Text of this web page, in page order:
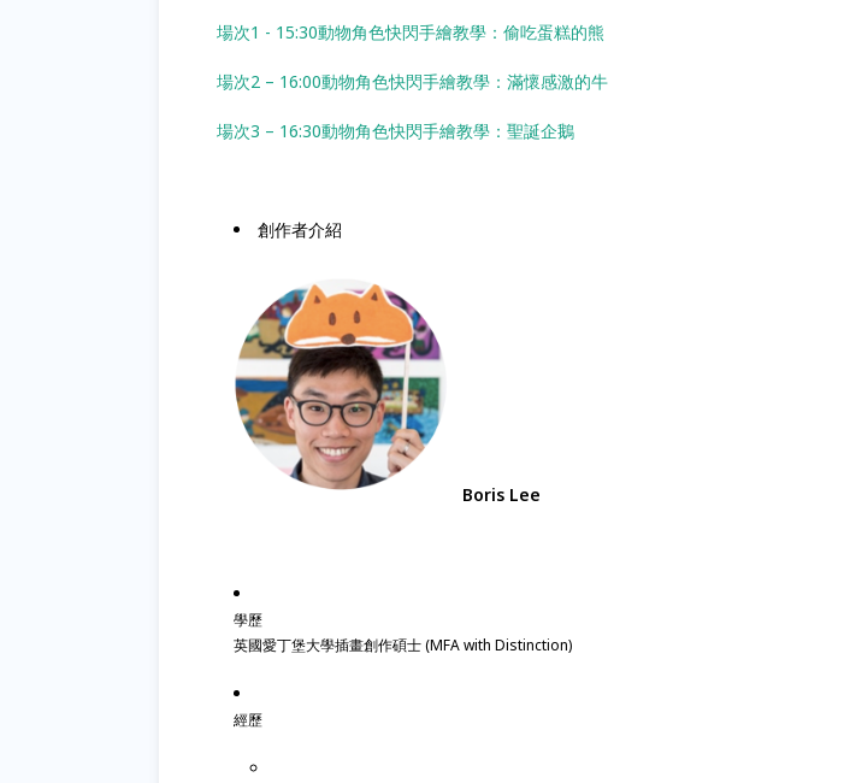
場次1 - 15:30動物角色快閃手繪教學：偷吃蛋糕的熊
場次2 – 16:00動物角色快閃手繪教學：滿懷感激的牛
場次3 – 16:30動物角色快閃手繪教學：聖誕企鵝
創作者介紹
Boris Lee
學歷
英國愛丁堡大學插畫創作碩士 (MFA with Distinction)
經歷